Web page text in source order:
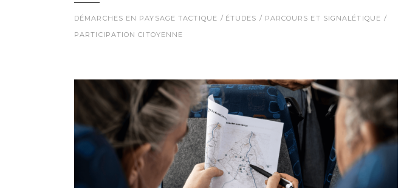
DÉMARCHES EN PAYSAGE TACTIQUE ÉTUDES
PARCOURS ET SIGNALÉTIQUE
PARTICIPATION CITOYENNE